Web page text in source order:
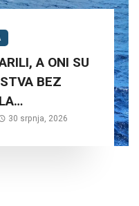
A ONI SU
BEZ
30 srpnja, 2026